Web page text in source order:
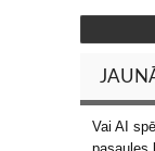
Vai AI